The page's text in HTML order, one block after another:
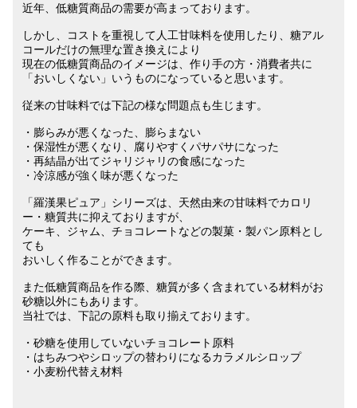
近年、低糖質商品の需要が高まっております。
しかし、コストを重視して人工甘味料を使用したり、糖アル
コールだけの無理な置き換えにより
現在の低糖質商品のイメージは、作り手の方・消費者共に
「おいしくない」いうものになっていると思います。
従来の甘味料では下記の様な問題点も生じます。
・膨らみが悪くなった、膨らまない
・保湿性が悪くなり、腐りやすくパサパサになった
・再結晶が出てジャリジャリの食感になった
・冷涼感が強く味が悪くなった
「羅漢果ピュア」シリーズは、天然由来の甘味料でカロリ
ー・糖質共に抑えておりますが、
ケーキ、ジャム、チョコレートなどの製菓・製パン原料とし
ても
おいしく作ることができます。
また低糖質商品を作る際、糖質が多く含まれている材料がお
砂糖以外にもあります。
当社では、下記の原料も取り揃えております。
・砂糖を使用していないチョコレート原料
・はちみつやシロップの替わりになるカラメルシロップ
・小麦粉代替え材料